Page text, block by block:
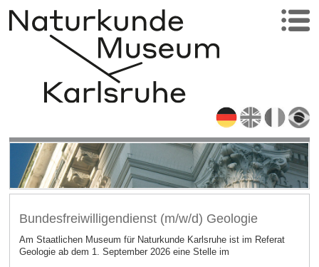
Bundesfreiwilligendienst (m/w/d) Geologie
Am Staatlichen Museum für Naturkunde Karlsruhe ist im Referat
Geologie ab dem 1. September 2026 eine Stelle im